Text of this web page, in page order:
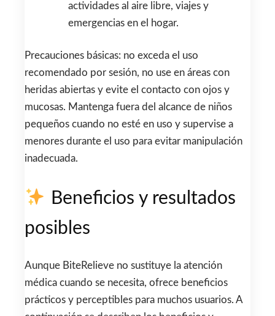
actividades al aire libre, viajes y
emergencias en el hogar.
Precauciones básicas: no exceda el uso
recomendado por sesión, no use en áreas con
heridas abiertas y evite el contacto con ojos y
mucosas. Mantenga fuera del alcance de niños
pequeños cuando no esté en uso y supervise a
menores durante el uso para evitar manipulación
inadecuada.
Beneficios y resultados
posibles
Aunque BiteRelieve no sustituye la atención
médica cuando se necesita, ofrece beneficios
prácticos y perceptibles para muchos usuarios. A